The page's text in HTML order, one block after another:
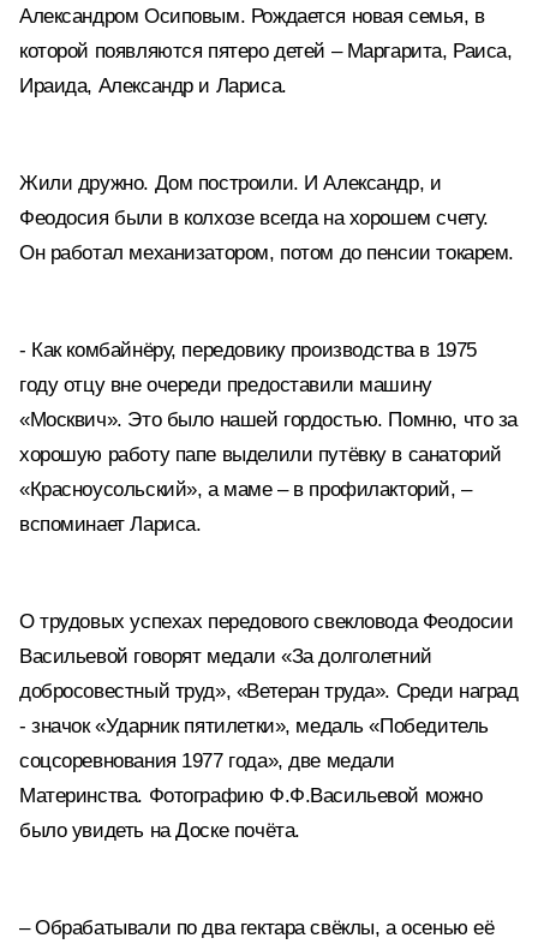
Александром Осиповым. Рождается новая семья, в
которой появляются пятеро детей – Маргарита, Раиса,
Ираида, Александр и Лариса.
Жили дружно. Дом построили. И Александр, и
Феодосия были в колхозе всегда на хорошем счету.
Он работал механизатором, потом до пенсии токарем.
- Как комбайнёру, передовику производства в 1975
году отцу вне очереди предоставили машину
«Москвич». Это было нашей гордостью. Помню, что за
хорошую работу папе выделили путёвку в санаторий
«Красноусольский», а маме – в профилакторий, –
вспоминает Лариса.
О трудовых успехах передового свекловода Феодосии
Васильевой говорят медали «За долголетний
добросовестный труд», «Ветеран труда». Среди наград
- значок «Ударник пятилетки», медаль «Победитель
соцсоревнования 1977 года», две медали
Материнства. Фотографию Ф.Ф.Васильевой можно
было увидеть на Доске почёта.
– Обрабатывали по два гектара свёклы, а осенью её